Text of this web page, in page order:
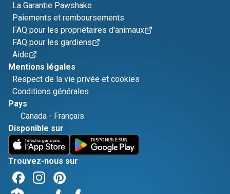
La Garantie Pawshake
Paiements et remboursements
FAQ pour les propriétaires d'animaux
FAQ pour les gardiens
Aide
Mentions légales
Respect de la vie privée et cookies
Conditions générales
Pays
Canada - Français
Disponible sur
Trouvez-nous sur